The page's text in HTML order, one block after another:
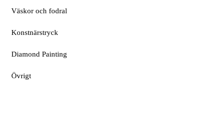
Väskor och fodral
Konstnärstryck
Diamond Painting
Övrigt